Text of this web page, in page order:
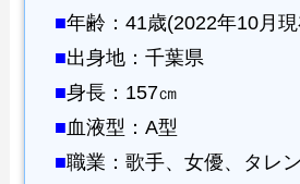
■年齢：41歳(2022年10月現
■出身地：千葉県
■身長：157㎝
■血液型：A型
■職業：歌手、女優、タレ